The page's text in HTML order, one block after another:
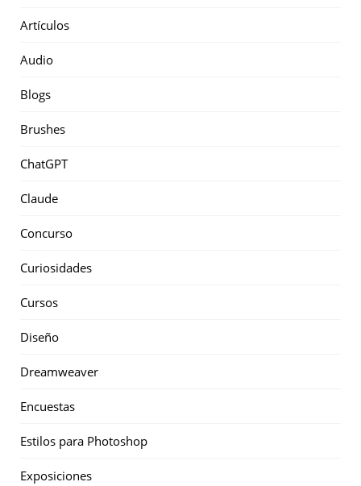
Artículos
Audio
Blogs
Brushes
ChatGPT
Claude
Concurso
Curiosidades
Cursos
Diseño
Dreamweaver
Encuestas
Estilos para Photoshop
Exposiciones